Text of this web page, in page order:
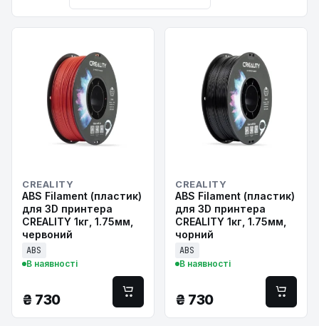
CREALITY
ABS Filament (пластик)
для 3D принтера
CREALITY 1кг, 1.75мм,
червоний
ABS
В наявності
₴ 730
CREALITY
ABS Filament (пластик)
для 3D принтера
CREALITY 1кг, 1.75мм,
чорний
ABS
В наявності
₴ 730